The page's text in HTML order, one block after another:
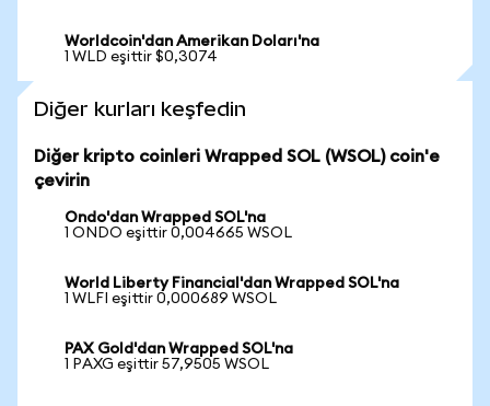
Worldcoin'dan Amerikan Doları'na
1 WLD eşittir $0,3074
Diğer kurları keşfedin
Diğer kripto coinleri Wrapped SOL (WSOL) coin'e
çevirin
Ondo'dan Wrapped SOL'na
1 ONDO eşittir 0,004665 WSOL
World Liberty Financial'dan Wrapped SOL'na
1 WLFI eşittir 0,000689 WSOL
PAX Gold'dan Wrapped SOL'na
1 PAXG eşittir 57,9505 WSOL